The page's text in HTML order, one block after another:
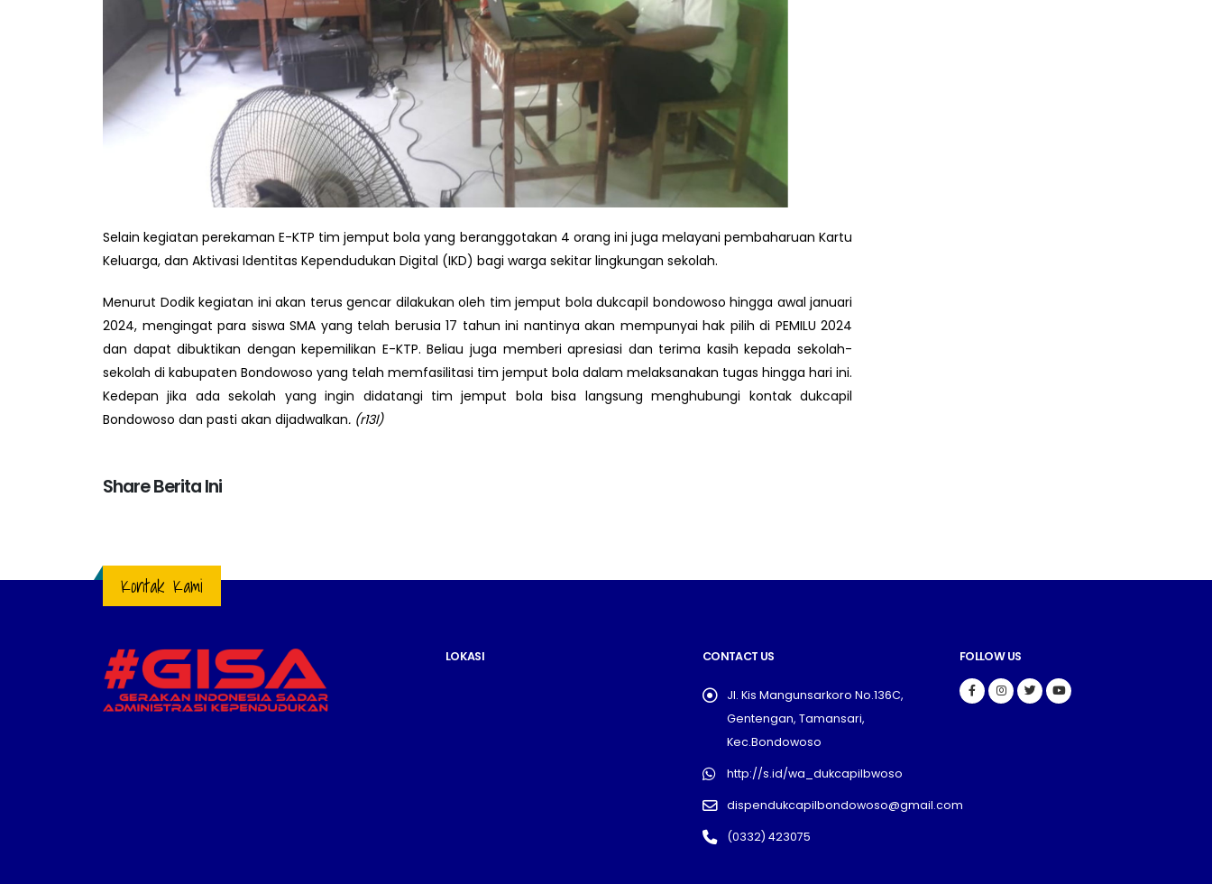
Selain kegiatan perekaman E-KTP tim jemput bola yang beranggotakan 4 orang ini juga melayani pembaharuan Kartu
Keluarga, dan Aktivasi Identitas Kependudukan Digital (IKD) bagi warga sekitar lingkungan sekolah.
Menurut Dodik kegiatan ini akan terus gencar dilakukan oleh tim jemput bola dukcapil bondowoso hingga awal januari
2024, mengingat para siswa SMA yang telah berusia 17 tahun ini nantinya akan mempunyai hak pilih di PEMILU 2024
dan dapat dibuktikan dengan kepemilikan E-KTP. Beliau juga memberi apresiasi dan terima kasih kepada sekolah-
sekolah di kabupaten Bondowoso yang telah memfasilitasi tim jemput bola dalam melaksanakan tugas hingga hari ini.
Kedepan jika ada sekolah yang ingin didatangi tim jemput bola bisa langsung menghubungi kontak dukcapil
Bondowoso dan pasti akan dijadwalkan. (r13l)
Share Berita Ini
Kontak Kami
LOKASI CONTACT US
Jl. Kis Mangunsarkoro No.136C,
Gentengan, Tamansari,
Kec.Bondowoso
http://s.id/wa_dukcapilbwoso
dispendukcapilbondowoso@gmail.com
(0332) 423075
FOLLOW US